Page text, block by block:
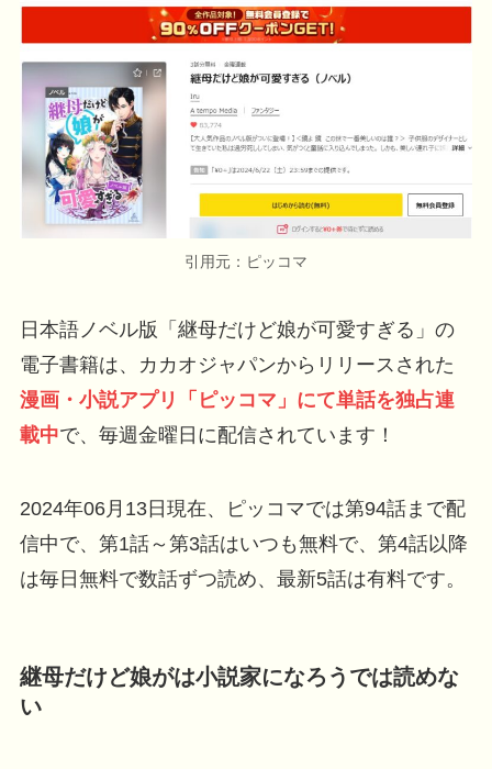
引用元：ピッコマ
日本語ノベル版「継母だけど娘が可愛すぎる」の
電子書籍は、カカオジャパンからリリースされた
漫画・小説アプリ「ピッコマ」にて単話を独占連
載中で、毎週金曜日に配信されています！
2024年06月13日現在、ピッコマでは第94話まで配
信中で、第1話～第3話はいつも無料で、第4話以降
は毎日無料で数話ずつ読め、最新5話は有料です。
継母だけど娘がは小説家になろうでは読めな
い